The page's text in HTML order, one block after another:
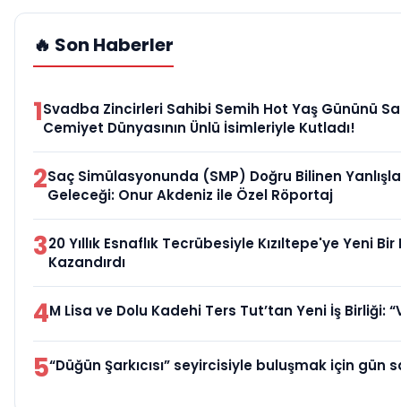
🔥 Son Haberler
1Svadba Zincirleri Sahibi Semih Hot Yaş Gününü
Cemiyet Dünyasının Ünlü İsimleriyle Kutladı!
2Saç Simülasyonunda (SMP) Doğru Bilinen
Geleceği: Onur Akdeniz ile Özel Röportaj
320 Yıllık Esnaflık Tecrübesiyle Kızıltepe'ye Yeni
Kazandırdı
4M Lisa ve Dolu Kadehi Ters Tut’tan Yeni İş Birliği:
5“Düğün Şarkıcısı” seyircisiyle buluşmak için gün